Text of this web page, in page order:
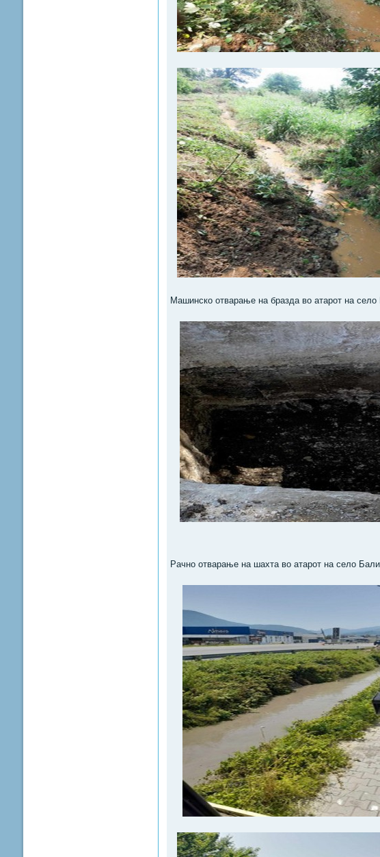
Машинско отварање на бразда во атарот на село
Рачно отварање на шахта во атарот на село